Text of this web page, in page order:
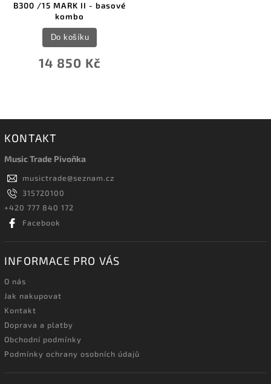
B300 /15 MARK II - basové
kombo
14 850 Kč
Do košíku
KONTAKT
Music Trade Pivoňka
musictrade@seznam.cz
315720100
+420 777 840 172
Facebook
INFORMACE PRO VÁS
O nás
Jak nakupovat
Kontakt
Doprava a platby
Obchodní podmínky
Podmínky ochrany osobních údajů